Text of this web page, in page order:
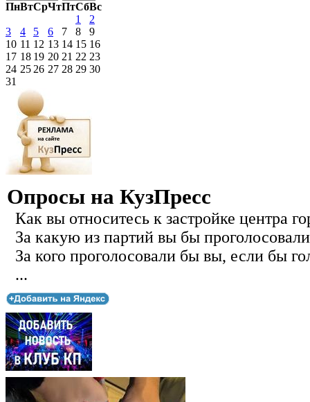
ПнВтСрЧтПтСбВс
1
2
3
4 5 6 7 8
9
10 11 12 13 14 15 16
17 18 19 20 21 22 23
24 25 26 27 28 29 30
31
Опросы на КузПресс
Как вы относитесь к застройке центра
За какую из партий вы бы
За кого проголосовали бы вы, если бы
...